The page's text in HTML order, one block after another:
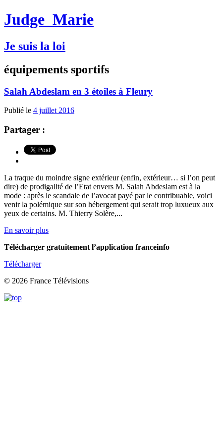
Judge Marie
Je suis la loi
équipements sportifs
Salah Abdeslam en 3 étoiles à Fleury
Publié le 4 juillet 2016
Partager :
La traque du moindre signe extérieur (enfin, extérieur… si l’on peut
dire) de prodigalité de l’Etat envers M. Salah Abdeslam est à la
mode : après le scandale de l’avocat payé par le contribuable, voici
venir la polémique sur son hébergement qui serait trop luxueux aux
yeux de certains. M. Thierry Solère,...
En savoir plus
Télécharger gratuitement l’application franceinfo
Télécharger
© 2026 France Télévisions